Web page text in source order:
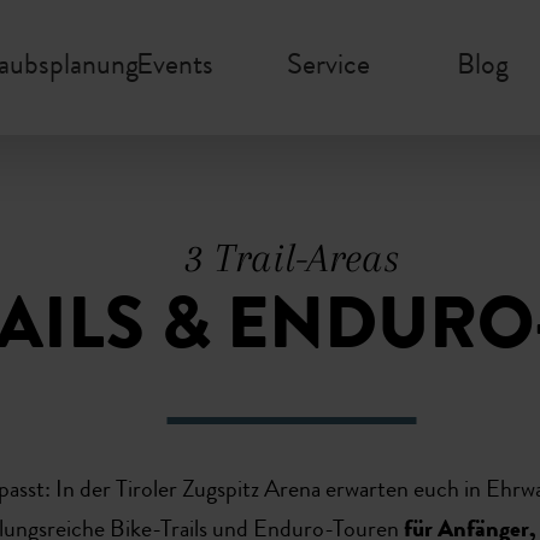
Events Service Blog
3 Trail-Areas
&
In der Tiroler Zugspitz Arena erwarten euch in
Bike-Trails und Enduro-Touren für Anfänger,